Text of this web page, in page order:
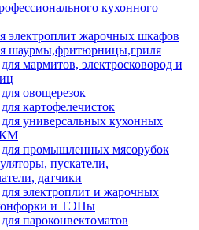
кухонного
электроплит жарочных шкафов
шаурмы,фритюрницы,гриля
мармитов, электросковород и
овощерезок
картофелечисток
для универсальных кухонных
для промышленных мясорубок
пускатели,
датчики
для электроплит и жарочных
и ТЭНы
пароконвектоматов